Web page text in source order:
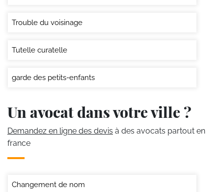
Trouble du voisinage
Tutelle curatelle
garde des petits-enfants
Un avocat dans votre ville ?
Demandez en ligne des devis à des avocats partout en
france
Changement de nom